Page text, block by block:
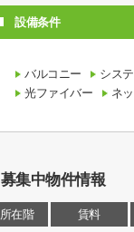
設備条件
バルコニー シス
光ファイバー
ネ
募集中物件情報
所在階 賃料